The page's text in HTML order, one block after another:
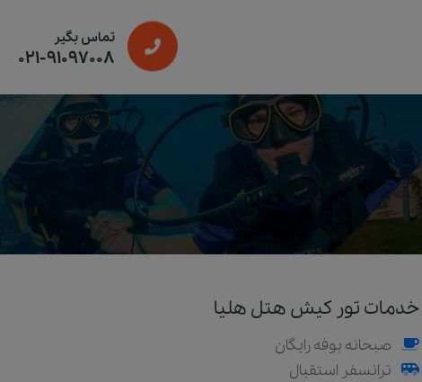
تماس بگیر
021-91097008
خدمات تور کیش هتل هلیا
صبحانه بوفه رایگان
ترانسفر استقبال